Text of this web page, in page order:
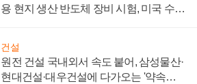
용 현지 생산 반도체 장비 시험, 미국 수출
건설
원전 건설 국내외서 속도 붙어, 삼성물산·
현대건설·대우건설에 다가오는 '약속의